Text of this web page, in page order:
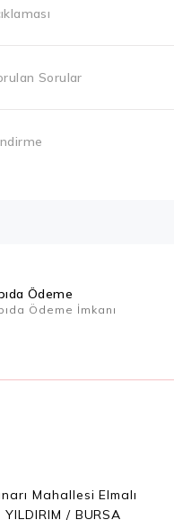
Sorular
Ödeme
Ödeme İmkanı
Mahallesi Elmalı
/ BURSA